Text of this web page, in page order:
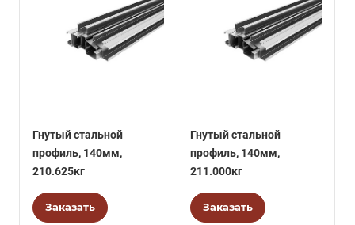
Гнутый стальной
профиль, 140мм,
210.625кг
Заказать
Гнутый стальной
профиль, 140мм,
211.000кг
Заказать